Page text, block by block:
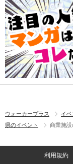
ウォーカープラス イベ
県のイベント
商業施設
利用規約